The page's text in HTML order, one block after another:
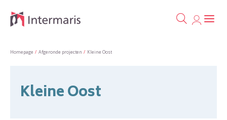
Naar de homepage Ga
Homepage Afgeronde projecten Kleine Oost
Kleine Oost